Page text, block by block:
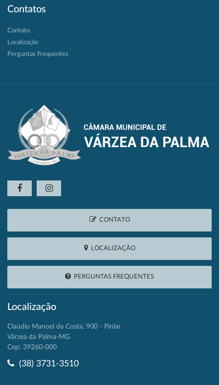
Contatos
Contato
Localização
Perguntas Frequentes
CONTATO
LOCALIZAÇÃO
PERGUNTAS FREQUENTES
Localização
Claúdio Manoel da Costa, 900 - Pinlar
Várzea da Palma-MG
Cep: 39260-000
(38) 3731-3510